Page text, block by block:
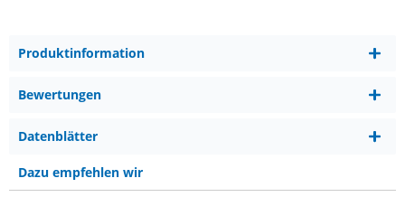
Produktinformation
Bewertungen
Datenblätter
Dazu empfehlen wir